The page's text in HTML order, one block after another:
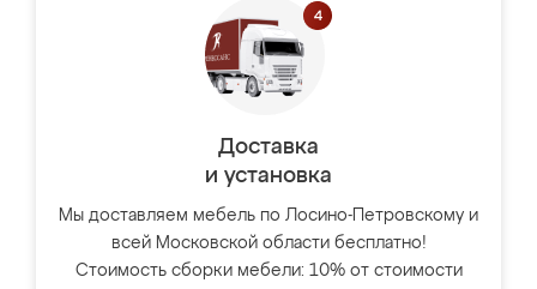
Доставка
и установка
Мы доставляем мебель по Лосино-Петровскому и
всей Московской области бесплатно!
Стоимость сборки мебели: 10% от стоимости